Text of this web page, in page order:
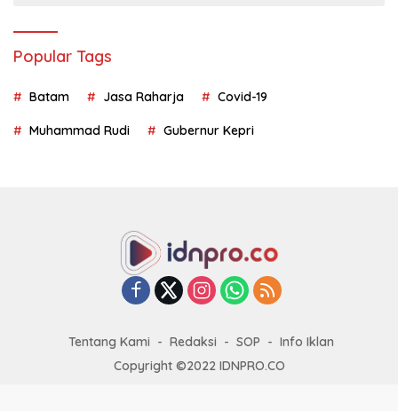
Popular Tags
Batam Jasa Raharja Covid-19
Muhammad Rudi Gubernur Kepri
Tentang Kami Redaksi SOP
Info Iklan
Copyright ©2022 IDNPRO.CO